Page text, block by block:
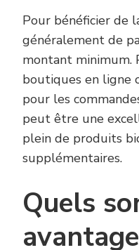
Pour bénéficier de
généralement de
montant minimum.
boutiques en ligne
pour les
peut être une
plein de produits
supplémentaires.
Quels